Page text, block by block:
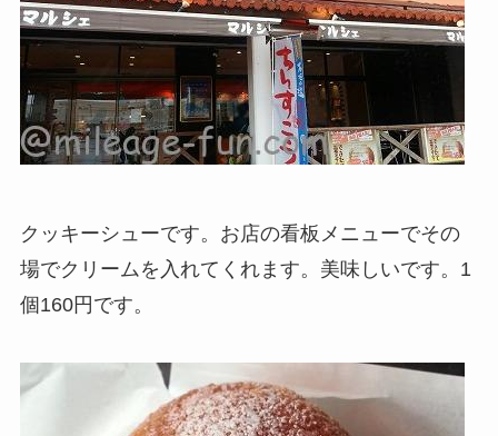
クッキーシューです。お店の看板メニューでその
場でクリームを入れてくれます。美味しいです。1
個160円です。